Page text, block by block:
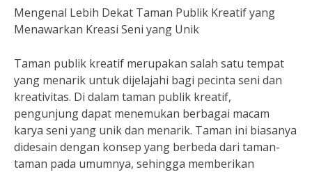
Mengenal Lebih Dekat Taman Publik Kreatif yang
Menawarkan Kreasi Seni yang Unik
Taman publik kreatif merupakan salah satu tempat
yang menarik untuk dijelajahi bagi pecinta seni dan
kreativitas. Di dalam taman publik kreatif,
pengunjung dapat menemukan berbagai macam
karya seni yang unik dan menarik. Taman ini biasanya
didesain dengan konsep yang berbeda dari taman-
taman pada umumnya, sehingga memberikan